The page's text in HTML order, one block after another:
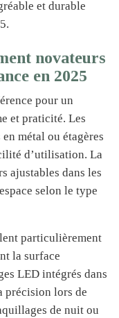
et durable
novateurs
en 2025
pour un
et praticité. Les
métal ou étagères
d’utilisation. La
ajustables dans les
selon le type
particulièrement
la surface
LED intégrés dans
précision lors de
de nuit ou